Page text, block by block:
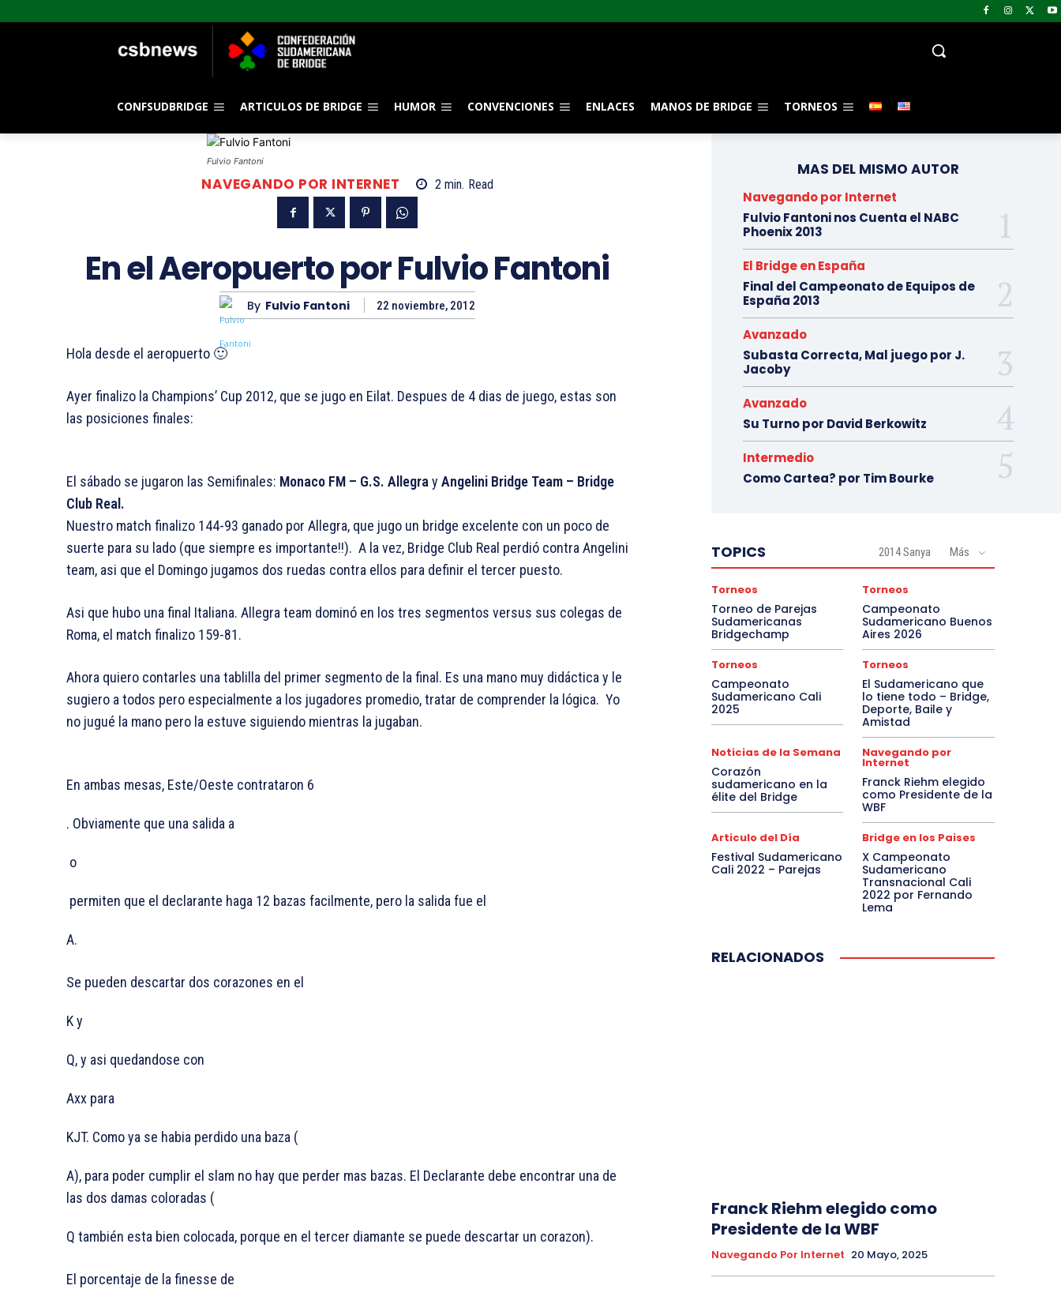
CONFSUDBRIDGE ARTICULOS DE BRIDGE HUMOR CONVENCIONES ENLACES MANOS DE BRIDGE TORNEOS
Fulvio Fantoni
NAVEGANDO POR INTERNET 2 min. Read
En el Aeropuerto por Fulvio Fantoni
By Fulvio Fantoni 22 noviembre, 2012
Hola desde el aeropuerto 🙂
Ayer finalizo la Champions’ Cup 2012, que se jugo en Eilat. Despues de 4 dias de juego, estas son
las posiciones finales:
El sábado se jugaron las Semifinales: Monaco FM – G.S. Allegray Angelini Bridge Team – Bridge
Club Real.
Nuestro match finalizo 144-93 ganado por Allegra, que jugo un bridge excelente con un poco de
suerte para su lado (que siempre es importante!!). A la vez, Bridge Club Real perdió contra Angelini
team, asi que el Domingo jugamos dos ruedas contra ellos para definir el tercer puesto.
Asi que hubo una final Italiana. Allegra team dominó en los tres segmentos versus sus colegas de
Roma, el match finalizo 159-81.
Ahora quiero contarles una tablilla del primer segmento de la final. Es una mano muy didáctica y le
sugiero a todos pero especialmente a los jugadores promedio, tratar de comprender la lógica. Yo
no jugué la mano pero la estuve siguiendo mientras la jugaban.
En ambas mesas, Este/Oeste contrataron 6
. Obviamente que una salida a
o
permiten que el declarante haga 12 bazas facilmente, pero la salida fue el
A.
Se pueden descartar dos corazones en el
K y
Q, y asi quedandose con
Axx para
KJT. Como ya se habia perdido una baza (
A), para poder cumplir el slam no hay que perder mas bazas. El Declarante debe encontrar una de
las dos damas coloradas (
Q también esta bien colocada, porque en el tercer diamante se puede descartar un corazon).
El porcentaje de la finesse de
MAS DEL MISMO AUTOR
Navegando por Internet
Fulvio Fantoni nos Cuenta el NABC
Phoenix 2013
El Bridge en España
Final del Campeonato de Equipos de
España 2013
Avanzado
Subasta Correcta, Mal juego por J.
Jacoby
Avanzado
Su Turno por David Berkowitz
Intermedio
Como Cartea? por Tim Bourke
TOPICS 2014 Sanya Más
Torneos
Torneo de Parejas
Sudamericanas
Bridgechamp
Torneos
Campeonato
Sudamericano Buenos
Aires 2026
Torneos
Campeonato
Sudamericano Cali
2025
Torneos
El Sudamericano que
lo tiene todo – Bridge,
Deporte, Baile y
Amistad
Noticias de la Semana
Corazón
sudamericano en la
élite del Bridge
Navegando por
Internet
Franck Riehm elegido
como Presidente de la
WBF
Articulo del Día
Festival Sudamericano
Cali 2022 – Parejas
Bridge en los Paises
X Campeonato
Sudamericano
Transnacional Cali
2022 por Fernando
Lema
RELACIONADOS
Franck Riehm elegido como
Presidente de la WBF
Navegando Por Internet 20 Mayo, 2025